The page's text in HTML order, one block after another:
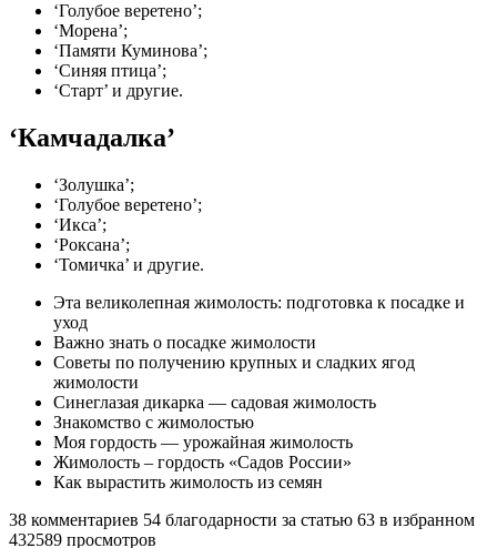
‘Голубое веретено’;
‘Морена’;
‘Памяти Куминова’;
‘Синяя птица’;
‘Старт’ и другие.
‘Камчадалка’
‘Золушка’;
‘Голубое веретено’;
‘Икса’;
‘Роксана’;
‘Томичка’ и другие.
Эта великолепная жимолость: подготовка к посадке и
уход
Важно знать о посадке жимолости
Советы по получению крупных и сладких ягод
жимолости
Синеглазая дикарка — садовая жимолость
Знакомство с жимолостью
Моя гордость — урожайная жимолость
Жимолость – гордость «Садов России»
Как вырастить жимолость из семян
38 комментариев 54 благодарности за статью 63 в избранном
432589 просмотров